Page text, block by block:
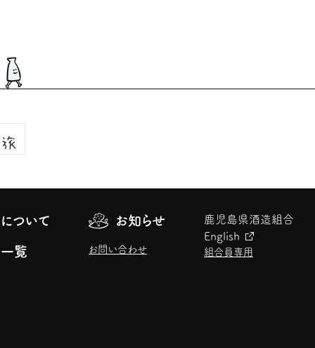
ついて
覧
お知らせ
お問い合わせ
鹿児島県酒造組合
English
組合員専用